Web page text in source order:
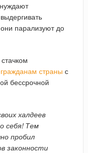
они парализуют до
страны с
бессрочной
халдеев
себя! Тем
пробил
законности